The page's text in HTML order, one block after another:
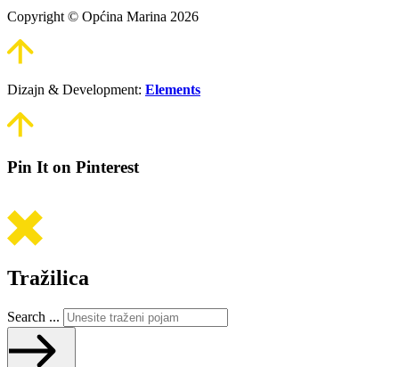
Copyright © Općina Marina 2026
Dizajn & Development: Elements
Pin It on Pinterest
Tražilica
Search ...